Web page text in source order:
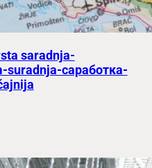
saradnja-
suradnja-саработка-